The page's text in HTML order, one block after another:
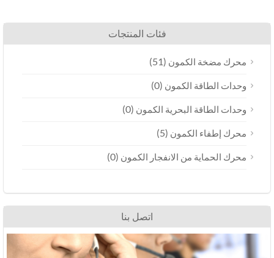
فئات المنتجات
محرك مضخة الكمون(51)
وحدات الطاقة الكمون(0)
وحدات الطاقة البحرية الكمون(0)
محرك إطفاء الكمون(5)
محرك الحماية من الانفجار الكمون(0)
اتصل بنا